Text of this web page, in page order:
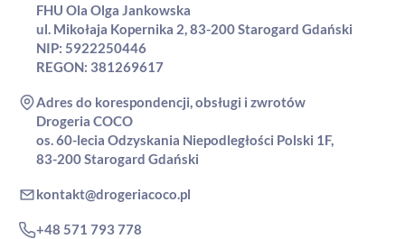
FHU Ola Olga Jankowska
ul. Mikołaja Kopernika 2, 83-200 Starogard Gdański
NIP: 5922250446
REGON: 381269617
Adres do korespondencji, obsługi i zwrotów
Drogeria COCO
os. 60-lecia Odzyskania Niepodległości Polski 1F,
83-200 Starogard Gdański
kontakt@drogeriacoco.pl
+48 571 793 778